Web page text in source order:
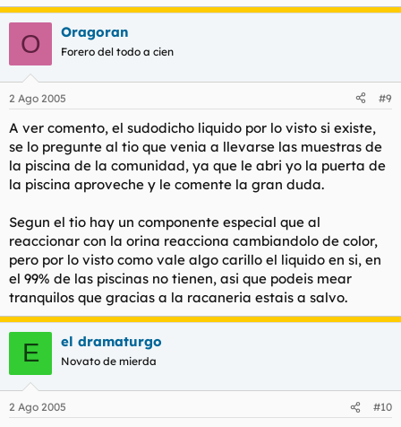
O Oragoran
Forero del todo a cien
2 Ago 2005 #9
A ver comento, el sudodicho liquido por lo visto si existe,
se lo pregunte al tio que venia a llevarse las muestras de
la piscina de la comunidad, ya que le abri yo la puerta de
la piscina aproveche y le comente la gran duda.
Segun el tio hay un componente especial que al
reaccionar con la orina reacciona cambiandolo de color,
pero por lo visto como vale algo carillo el liquido en si, en
el 99% de las piscinas no tienen, asi que podeis mear
tranquilos que gracias a la racaneria estais a salvo.
E el dramaturgo
Novato de mierda
2 Ago 2005 #10